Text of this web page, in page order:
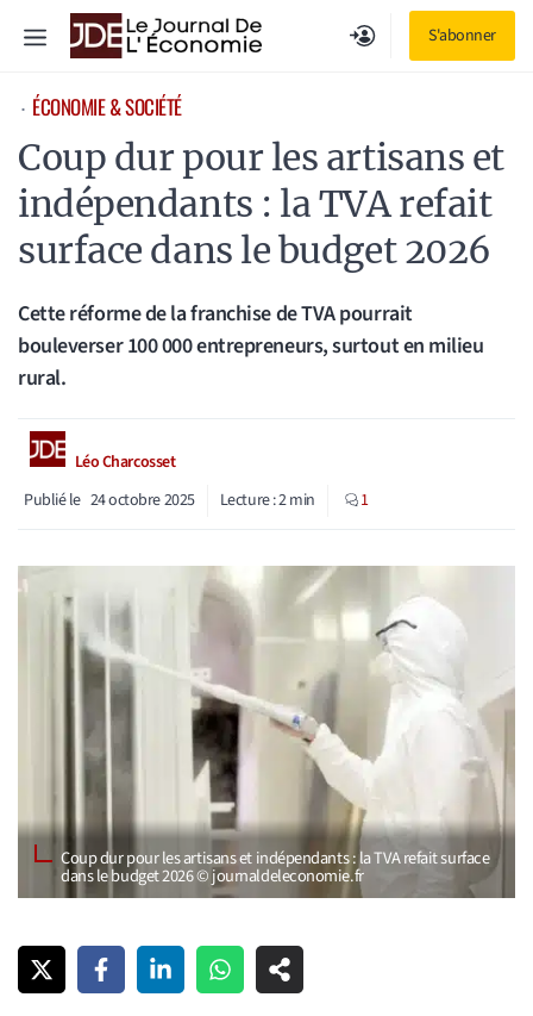
S'abonner
Menu
⋅ ÉCONOMIE & SOCIÉTÉ
Coup dur pour les artisans et
indépendants : la TVA refait
surface dans le budget 2026
Cette réforme de la franchise de TVA pourrait
bouleverser 100 000 entrepreneurs, surtout en milieu
rural.
Léo Charcosset
Publié le 24 octobre 2025 Lecture :2min 1
Coup dur pour les artisans et indépendants : la TVA refait surface
dans le budget 2026 © journaldeleconomie.fr